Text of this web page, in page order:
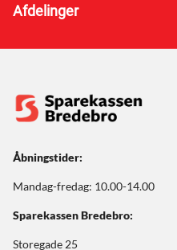
Afdelinger
Åbningstider:
Mandag-fredag: 10.00-14.00
Sparekassen Bredebro:
Storegade 25